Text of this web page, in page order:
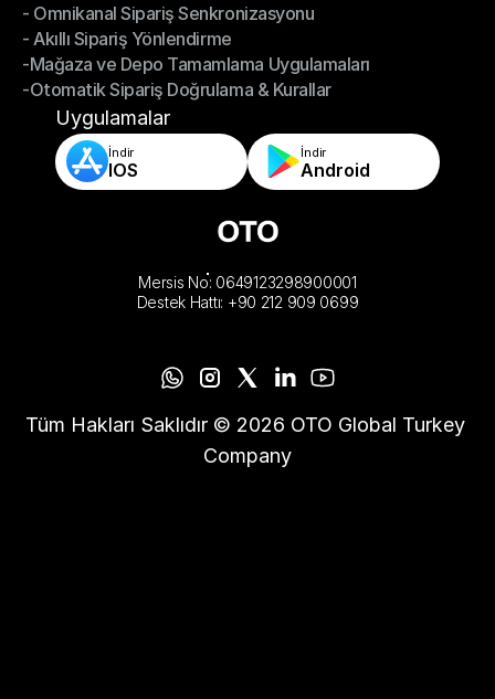
Omnichannel Yönetimi
- Omnikanal Sipariş Senkronizasyonu
- Omnikanal Sipariş Senkronizasyonu
- Akıllı Sipariş Yönlendirme
- Akıllı Sipariş Yönlendirme
-Mağaza ve Depo Tamamlama Uygulamaları
-Mağaza ve Depo Tamamlama Uygulamaları
-Otomatik Sipariş Doğrulama & Kurallar
-Otomatik Sipariş Doğrulama & Kurallar
Uygulamalar
İndir
IOS
İndir
Android
Mersis No: 0649123298900001
Destek Hattı: +90 212 909 0699
Tüm Hakları Saklıdır © 2026 OTO Global Turkey
Company